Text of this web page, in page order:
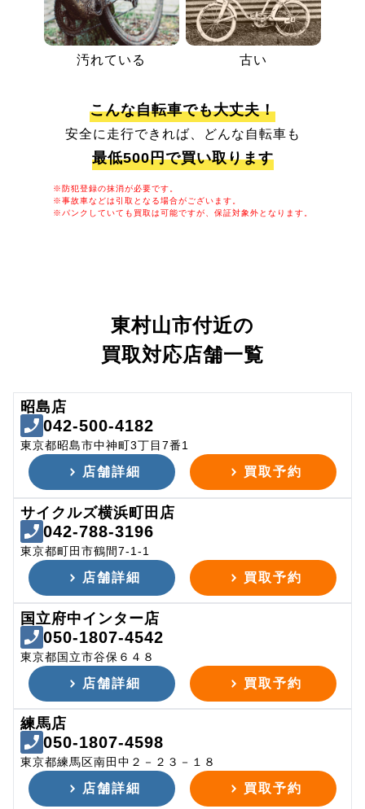
汚れている 古い
こんな自転車でも大丈夫！
安全に走行できれば、どんな自転車も
最低500円で買い取ります
※防犯登録の抹消が必要です。
※事故車などは引取となる場合がございます。
※パンクしていても買取は可能ですが、保証対象外となります。
東村山市付近の
買取対応店舗一覧
昭島店
042-500-4182
東京都昭島市中神町3丁目7番1
店舗詳細 買取予約
サイクルズ横浜町田店
042-788-3196
東京都町田市鶴間7-1-1
店舗詳細 買取予約
国立府中インター店
050-1807-4542
東京都国立市谷保６４８
店舗詳細 買取予約
練馬店
050-1807-4598
東京都練馬区南田中２－２３－１８
店舗詳細 買取予約